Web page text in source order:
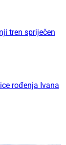
tren spriječen
rođenja Ivana